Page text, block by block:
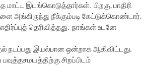
மாட்ட இடங்கொடுத்தார்கள். பிறகு, பாதிரி
அங்கிருந்து நீக்கும்படி கேட்டுக்கொண்டார்.
தெரிவித்தது. நாங்கள் உடனே
நடப்பது இயல்பான ஒன்றாக ஆகிவிட்டது.
சிறப்பிடம்